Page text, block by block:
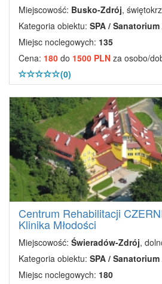
Miejscowość: Busko-Zdrój,
Kategoria obiektu: SPA /
Miejsc noclegowych: 135
Cena: 180 do 1500 PLN za osobo/
(0)
Centrum Rehabilitacji
Klinika Młodości
Miejscowość: Świeradów-Zdrój,
Kategoria obiektu: SPA /
Miejsc noclegowych: 180